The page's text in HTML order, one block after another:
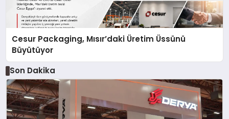
Cesur Packaging, Mısır’daki Üretim Üssünü
Büyütüyor
Son Dakika